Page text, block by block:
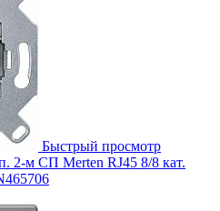
Быстрый просмотр
2-м СП Merten RJ45 8/8 кат.